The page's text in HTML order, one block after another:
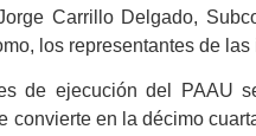
Carrillo Delgado,
los representantes de
de ejecución del PAAU
convierte en la décimo